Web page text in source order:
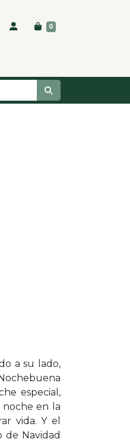
0
a su lado,
especial,
noche en la
vida. Y el
Navidad